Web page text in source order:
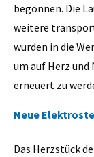
begonnen. Die
weitere
wurden in die
um auf Herz und
erneuert zu
Neue
Das Herzstück